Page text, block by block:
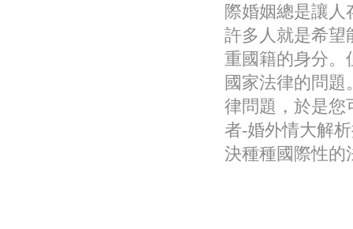
際婚姻總是讓
許多人就是希望
重國籍的身分。
國家法律的問
律問題，於是您
者-婚外情大解
決種種國際性的